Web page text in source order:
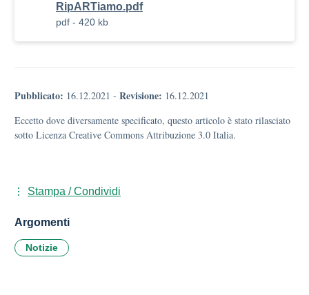
RipARTiamo.pdf
pdf - 420 kb
Pubblicato: 16.12.2021 - Revisione: 16.12.2021
Eccetto dove diversamente specificato, questo articolo è stato rilasciato
sotto Licenza Creative Commons Attribuzione 3.0 Italia.
Stampa / Condividi
Argomenti
Notizie